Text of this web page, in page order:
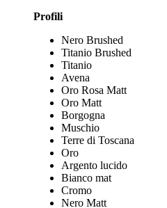
Profili
Nero Brushed
Titanio Brushed
Titanio
Avena
Oro Rosa Matt
Oro Matt
Borgogna
Muschio
Terre di Toscana
Oro
Argento lucido
Bianco mat
Cromo
Nero Matt